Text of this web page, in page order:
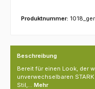
Produktnummer:
Beschreibung
Bereit für einen Look, der
unverwechselbaren
Stil,… Mehr